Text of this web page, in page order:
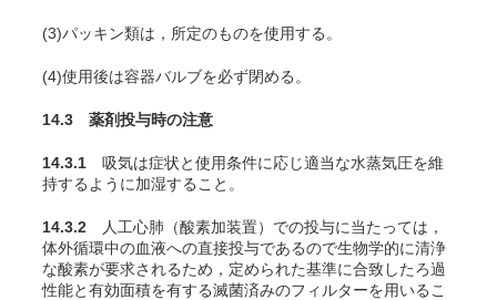
(3)パッキン類は，所定のものを使用する。
(4)使用後は容器バルブを必ず閉める。
14.3 薬剤投与時の注意
14.3.1 吸気は症状と使用条件に応じ適当な水蒸気圧を維
持するように加湿すること 。
14.3.2 人工心肺（酸素加装置）での投与に当たっては，
体外循環中の血液への直接投与であるので生物学的に清浄
な酸素が要求されるため，定められた基準に合致したろ過
性能と有効面積を有する滅菌済みのフィルターを用いるこ